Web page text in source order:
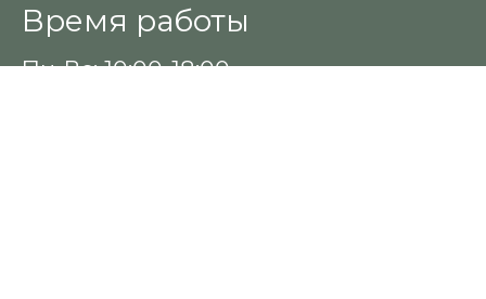
Время работы
Пн-Вс: 10:00-18:00